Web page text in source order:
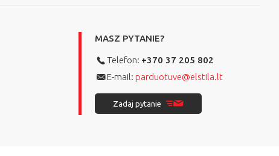
MASZ PYTANIE?
Telefon: +370 37 205 802
E-mail: parduotuve@elstila.lt
Zadaj pytanie